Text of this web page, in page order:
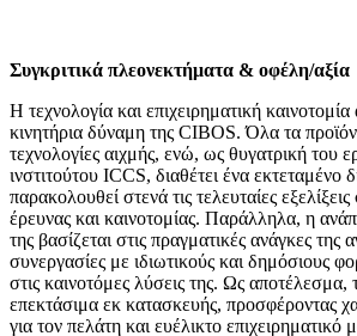
Συγκριτικά πλεονεκτήματα & οφέλη/αξία
Η τεχνολογία και επιχειρηματική
κινητήρια δύναμη της CIBOS. Όλα τα
τεχνολογίες αιχμής, ενώ, ως θυγατρική του
ινστιτούτου ICCS, διαθέτει ένα εκτεταμένο
παρακολουθεί στενά τις τελευταίες
έρευνας και καινοτομίας. Παράλληλα, η
της βασίζεται στις πραγματικές ανάγκες
συνεργασίες με ιδιωτικούς και δημόσιους
στις καινοτόμες λύσεις της. Ως αποτέλεσμα,
επεκτάσιμα εκ κατασκευής, προσφέροντας
για τον πελάτη και ευέλικτο